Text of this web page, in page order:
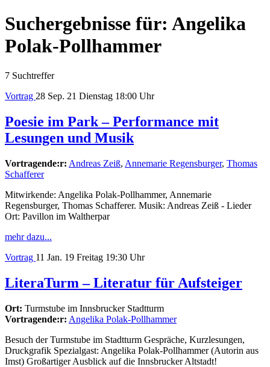
Suchergebnisse für: Angelika
Polak-Pollhammer
7 Suchtreffer
Vortrag 28 Sep. 21 Dienstag 18:00 Uhr
Poesie im Park – Performance mit
Lesungen und Musik
Vortragende:r: Andreas Zeiß, Annemarie Regensburger, Thomas
Schafferer
Mitwirkende: Angelika Polak-Pollhammer, Annemarie
Regensburger, Thomas Schafferer. Musik: Andreas Zeiß - Lieder
Ort: Pavillon im Waltherpar
mehr dazu...
Vortrag 11 Jan. 19 Freitag 19:30 Uhr
LiteraTurm – Literatur für Aufsteiger
Ort: Turmstube im Innsbrucker Stadtturm
Vortragende:r: Angelika Polak-Pollhammer
Besuch der Turmstube im Stadtturm Gespräche, Kurzlesungen,
Druckgrafik Spezialgast: Angelika Polak-Pollhammer (Autorin aus
Imst) Großartiger Ausblick auf die Innsbrucker Altstadt!